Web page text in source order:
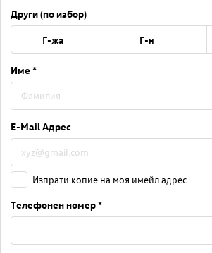
Други (по избор)
Г-жа Г-н
Име *
E-Mail Адрес
Изпрати копие на моя имейл адрес
Телефонен номер *